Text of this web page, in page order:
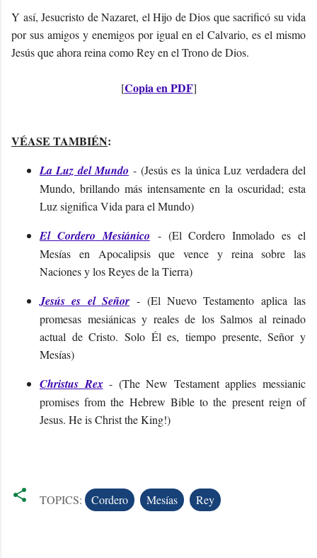
Y así, Jesucristo de Nazaret, el Hijo de Dios que sacrificó su vida
por sus amigos y enemigos por igual en el Calvario, es el mismo
Jesús que ahora reina como Rey en el Trono de Dios.
[Copia en PDF]
VÉASE TAMBIÉN:
La Luz del Mundo - (Jesús es la única Luz verdadera del
Mundo, brillando más intensamente en la oscuridad; esta
Luz significa Vida para el Mundo)
El Cordero Mesiánico - (El Cordero Inmolado es el
Mesías en Apocalipsis que vence y reina sobre las
Naciones y los Reyes de la Tierra)
Jesús es el Señor - (El Nuevo Testamento aplica las
promesas mesiánicas y reales de los Salmos al reinado
actual de Cristo. Solo Él es, tiempo presente, Señor y
Mesías)
Christus Rex- (The New Testament applies messianic
promises from the Hebrew Bible to the present reign of
Jesus. He is Christ the King!)
TOPICS: Cordero Mesías Rey